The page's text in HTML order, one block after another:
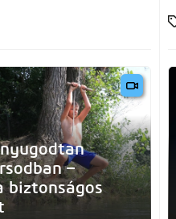
–
biztonságos